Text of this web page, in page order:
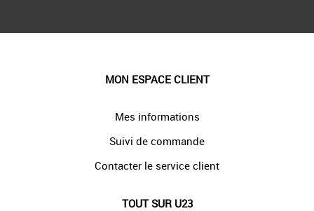
MON ESPACE CLIENT
Mes informations
Suivi de commande
Contacter le service client
TOUT SUR U23